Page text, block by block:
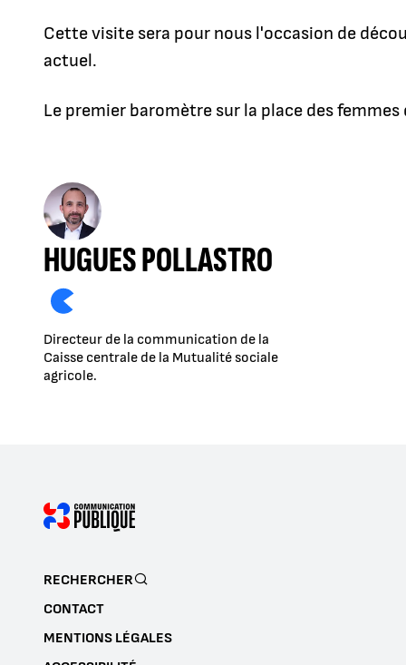
Cette visite sera pour nous l'occasion de
actuel.
Le premier baromètre sur la place des
HUGUES POLLASTRO
Directeur de la communication de la
Caisse centrale de la Mutualité sociale
agricole.
RECHERCHER
CONTACT
MENTIONS LÉGALES